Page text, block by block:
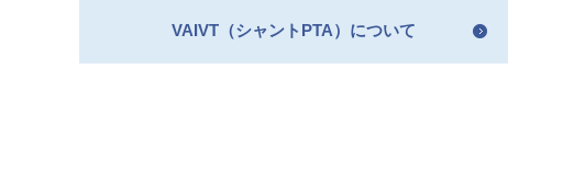
VAIVT（シャントPTA）について